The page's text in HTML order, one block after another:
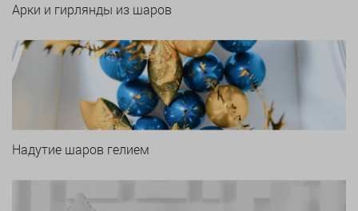
Арки и гирлянды из шаров
Надутие шаров гелием